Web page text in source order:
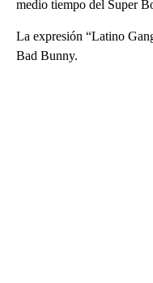
medio tiempo del Super
La expresión “Latino
Bad Bunny.